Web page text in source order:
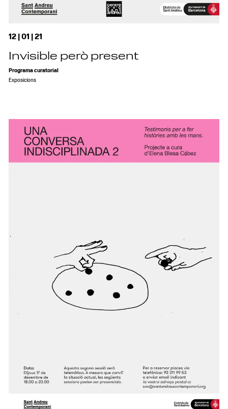
12 | 01 | 21
Invisible però present
Programa curatorial
Exposicions